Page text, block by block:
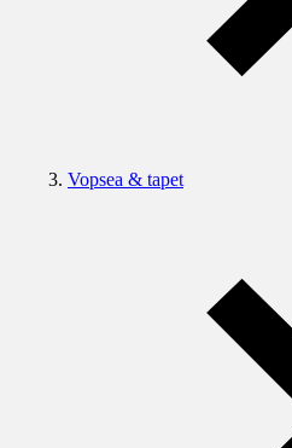
Vopsea & tapet